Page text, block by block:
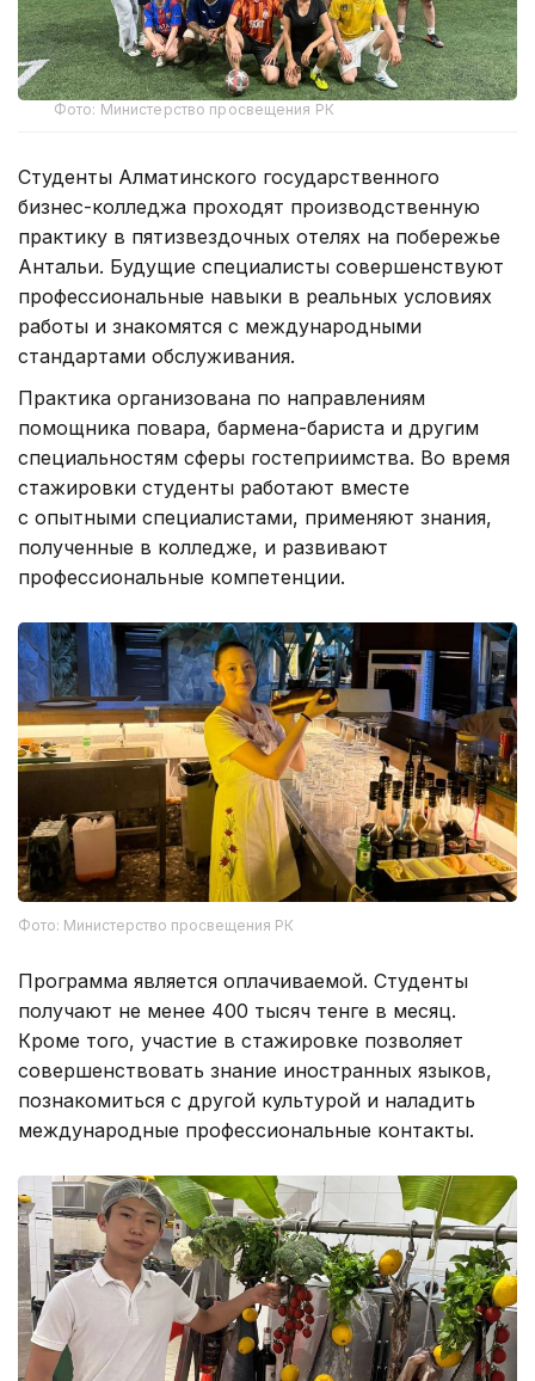
Фото: Министерство просвещения РК
Студенты Алматинского государственного
бизнес-колледжа проходят производственную
практику в пятизвездочных отелях на побережье
Антальи. Будущие специалисты совершенствуют
профессиональные навыки в реальных условиях
работы и знакомятся с международными
стандартами обслуживания.
Практика организована по направлениям
помощника повара, бармена-бариста и другим
специальностям сферы гостеприимства. Во время
стажировки студенты работают вместе
с опытными специалистами, применяют знания,
полученные в колледже, и развивают
профессиональные компетенции.
Фото: Министерство просвещения РК
Программа является оплачиваемой. Студенты
получают не менее 400 тысяч тенге в месяц.
Кроме того, участие в стажировке позволяет
совершенствовать знание иностранных языков,
познакомиться с другой культурой и наладить
международные профессиональные контакты.